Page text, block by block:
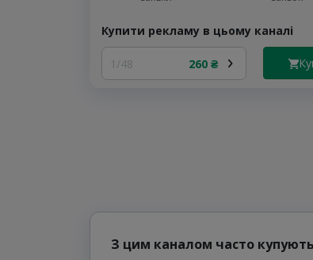
Купити рекламу в цьому каналі
1/48 260 ₴
З цим каналом часто купують